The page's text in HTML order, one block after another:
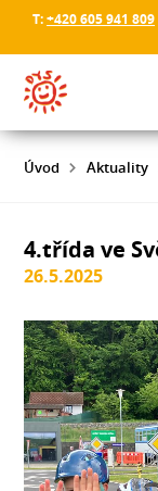
T:+420 605 941 809
Úvod Aktuality
4.třída ve
26.5.2025